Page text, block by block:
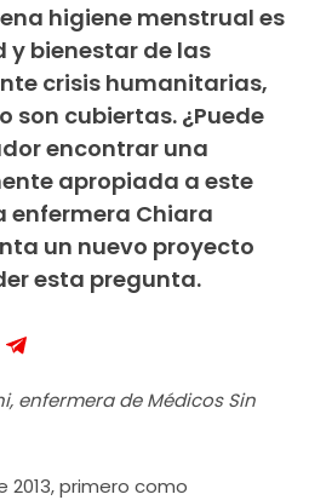
higiene menstrual es
y bienestar de las
crisis humanitarias,
son cubiertas. ¿Puede
encontrar una
apropiada a este
enfermera Chiara
un nuevo proyecto
esta pregunta.
enfermera de Médicos Sin
2013, primero como